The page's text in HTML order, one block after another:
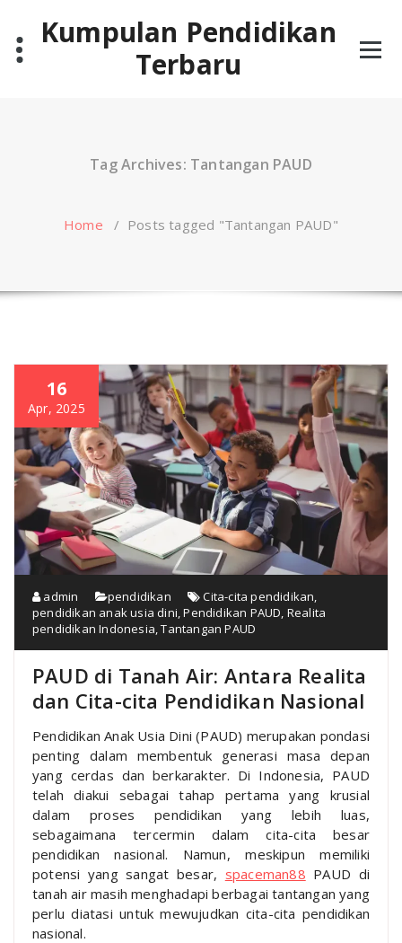
contentKumpulan Pendidikan
Terbaru
Tag Archives: Tantangan PAUD
Home / Posts tagged "Tantangan PAUD"
16
Apr, 2025
admin pendidikan Cita-cita pendidikan
pendidikan anak usia dini ,Pendidikan PAUD Realita
pendidikan Indonesia ,Tantangan PAUD
PAUD di Tanah Air: Antara Realita
dan Cita-cita Pendidikan Nasional
Pendidikan Anak Usia Dini (PAUD) merupakan pondasi
penting dalam membentuk generasi masa depan
yang cerdas dan berkarakter. Di Indonesia, PAUD
telah diakui sebagai tahap pertama yang krusial
dalam proses pendidikan yang lebih luas,
sebagaimana tercermin dalam cita-cita besar
pendidikan nasional. Namun, meskipun memiliki
potensi yang sangat besar, spaceman88 PAUD di
tanah air masih menghadapi berbagai tantangan yang
perlu diatasi untuk mewujudkan cita-cita pendidikan
nasional.